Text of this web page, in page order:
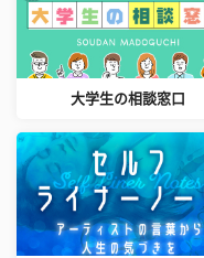
大学生の相談窓口